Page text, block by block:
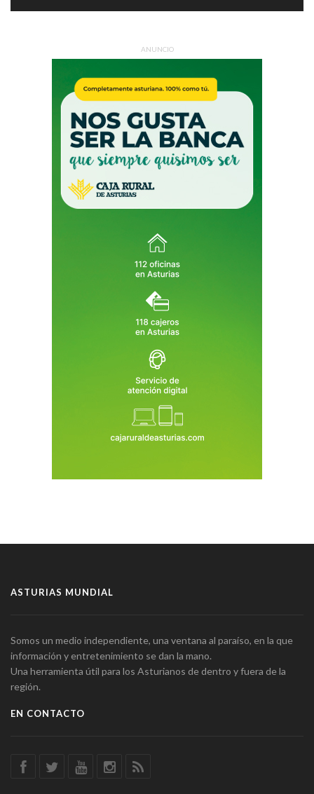
ANUNCIO
ASTURIAS MUNDIAL
Somos un medio independiente, una ventana al paraíso, en la que
información y entretenimiento se dan la mano.
Una herramienta útil para los Asturianos de dentro y fuera de la
región.
EN CONTACTO